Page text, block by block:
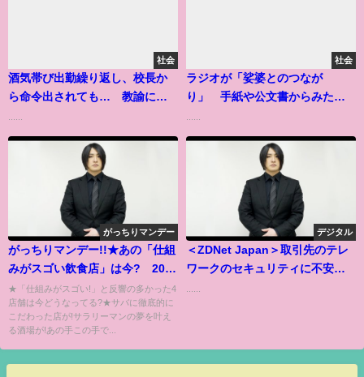
社会
酒気帯び出勤繰り返し、校長か
ら命令出されても… 教諭に停
社会
ラジオが「娑婆とのつなが
り」 手紙や公文書からみた死
がっちりマンデー
がっちりマンデー!!★あの「仕組
みがスゴい飲食店」は今? 2020
年5月24日
★「仕組みがスゴい!」と反響の多かった4
店舗は今どうなってる?★サバに徹底的に
こだわった店が!サラリーマンの夢を叶え
る酒場が!あの手この手で...
デジタル
＜ZDNet Japan＞取引先のテレ
ワークのセキュリティに不安が5